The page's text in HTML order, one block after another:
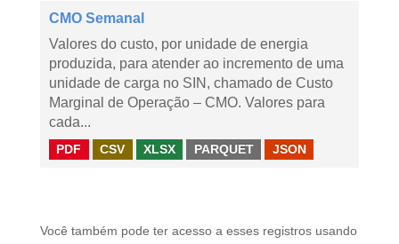
CMO Semanal
Valores do custo, por unidade de energia
produzida, para atender ao incremento de uma
unidade de carga no SIN, chamado de Custo
Marginal de Operação – CMO. Valores para
cada...
PDF CSV XLSX PARQUET JSON
Você também pode ter acesso a esses registros usando